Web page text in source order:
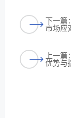
下一篇
市场应
上一
优势与